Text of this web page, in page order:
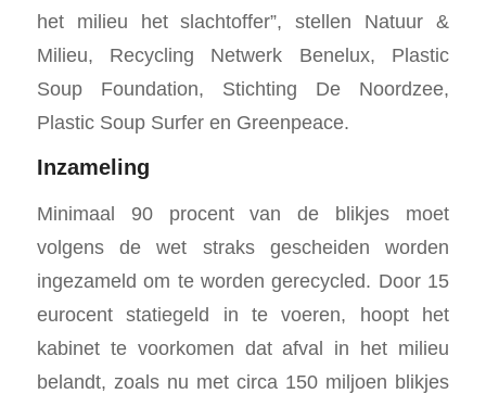
het milieu het slachtoffer”, stellen Natuur &
Milieu, Recycling Netwerk Benelux, Plastic
Soup Foundation, Stichting De Noordzee,
Plastic Soup Surfer en Greenpeace.
Inzameling
Minimaal 90 procent van de blikjes moet
volgens de wet straks gescheiden worden
ingezameld om te worden gerecycled. Door 15
eurocent statiegeld in te voeren, hoopt het
kabinet te voorkomen dat afval in het milieu
belandt, zoals nu met circa 150 miljoen blikjes